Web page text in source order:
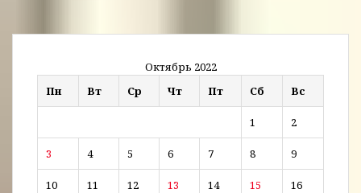
Октябрь 2022
Пн
Вт Ср Чт Пт Сб Вс
1 2
3 4 5 6 7 8 9
10 11 12 13 14 15 16